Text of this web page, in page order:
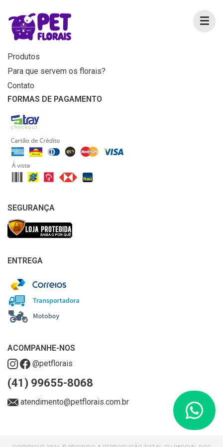
MENU
Home
Produtos
Para que servem os florais?
Contato
FORMAS DE PAGAMENTO
SEGURANÇA
ENTREGA
ACOMPANHE-NOS
@petflorais
(41) 99655-8068
atendimento@petflorais.com.br